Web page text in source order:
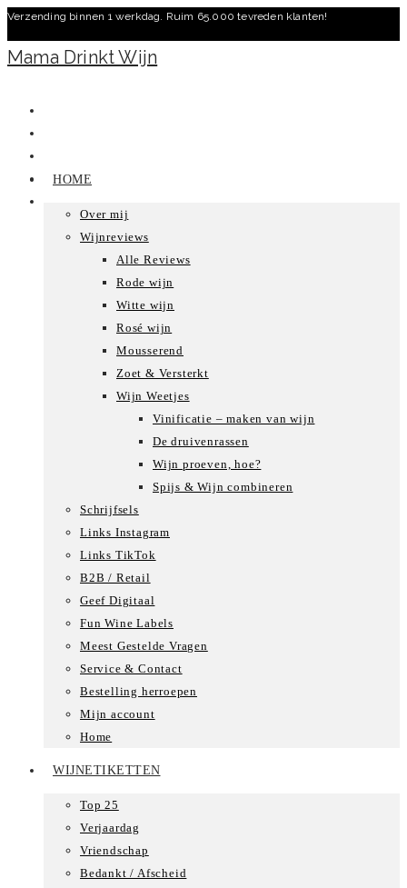
Ga
naar
inhoud
Verzending binnen 1 werkdag. Ruim 65.000 tevreden klanten!
Mama Drinkt Wijn
HOME
Over mij
Wijnreviews
Alle Reviews
Rode wijn
Witte wijn
Rosé wijn
Mousserend
Zoet & Versterkt
Wijn Weetjes
Vinificatie – maken van wijn
De druivenrassen
Wijn proeven, hoe?
Spijs & Wijn combineren
Schrijfsels
Links Instagram
Links TikTok
B2B / Retail
Geef Digitaal
Fun Wine Labels
Meest Gestelde Vragen
Service & Contact
Bestelling herroepen
Mijn account
Home
WIJNETIKETTEN
Top 25
Verjaardag
Vriendschap
Bedankt / Afscheid